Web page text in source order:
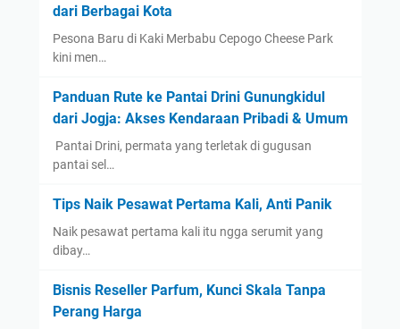
dari Berbagai Kota
Pesona Baru di Kaki Merbabu Cepogo Cheese Park
kini men…
Panduan Rute ke Pantai Drini Gunungkidul
dari Jogja: Akses Kendaraan Pribadi & Umum
​ Pantai Drini, permata yang terletak di gugusan
pantai sel…
Tips Naik Pesawat Pertama Kali, Anti Panik
Naik pesawat pertama kali itu ngga serumit yang
dibay…
Bisnis Reseller Parfum, Kunci Skala Tanpa
Perang Harga